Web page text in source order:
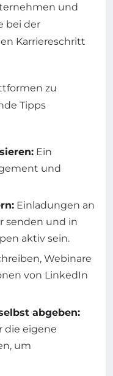
und
bei der
Karriereschritt
zu
Tipps
Ein
und
Einladungen an
senden und in
aktiv sein.
Webinare
von LinkedIn
abgeben:
die eigene
um